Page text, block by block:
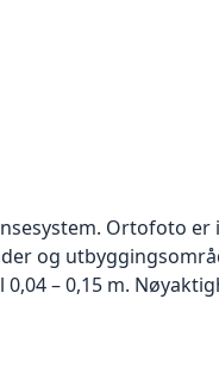
Ortofoto er
og
– 0,15 m.